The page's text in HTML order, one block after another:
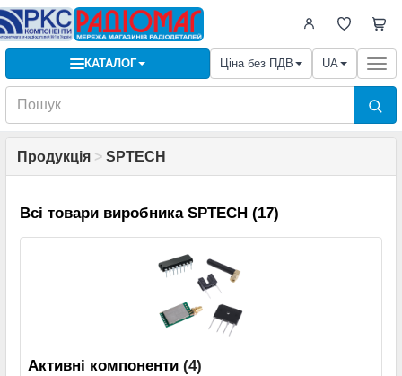
КАТАЛОГ Ціна без ПДВ UA
Продукція > SPTECH
Всі товари виробника SPTECH (17)
Активні компоненти (4)